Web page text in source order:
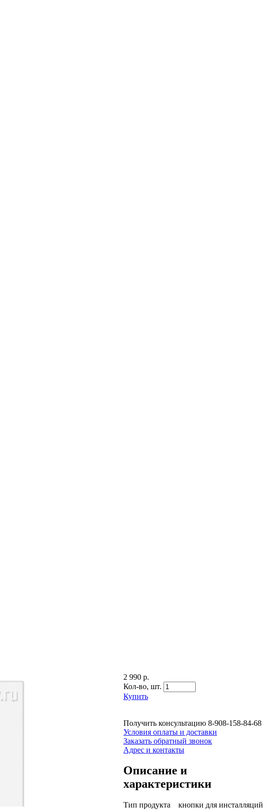
2 990 р.
Кол-во, шт.
Купить
Получить консультацию 8-908-158-84-68
Условия оплаты и доставки
Заказать обратный звонок
Адрес и контакты
Описание и
характеристики
Тип продукта кнопки для инсталляций